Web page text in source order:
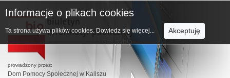
prowadzony przez:
Dom Pomocy Społecznej w Kaliszu
Informacje o plikach cookies
Ta strona używa plików cookies. Dowiedz się więcej... Akceptuję